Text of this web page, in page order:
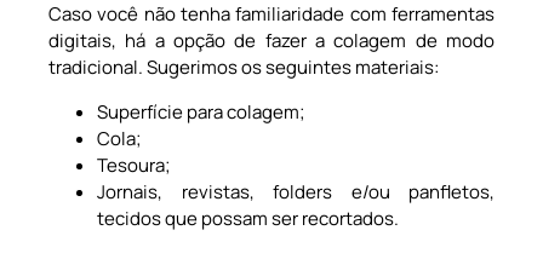
Caso você não tenha familiaridade com ferramentas
digitais, há a opção de fazer a colagem de modo
tradicional. Sugerimos os seguintes materiais:
Superfície para colagem;
Cola;
Tesoura;
Jornais, revistas, folders e/ou panfletos,
tecidos que possam ser recortados.